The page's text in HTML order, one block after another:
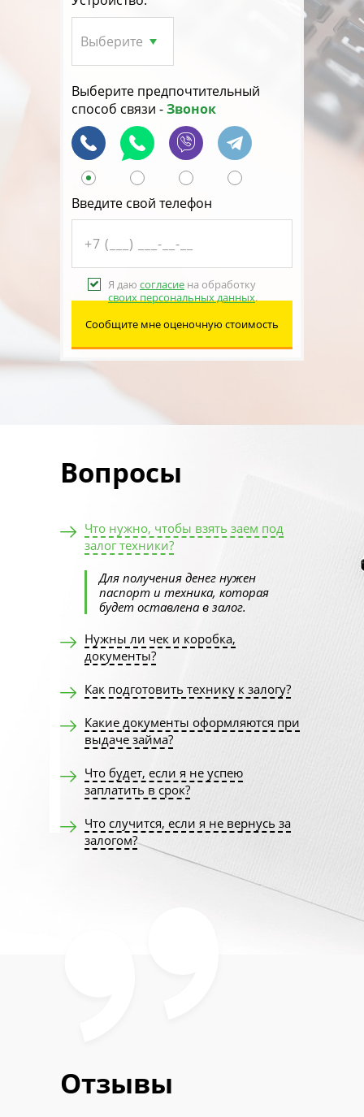
Выберите предпочтительный
способ связи -Звонок
Я даю согласие на обработку
своих персональных данных.
Введите свой телефон
Сообщите мне оценочную стоимость
Вопросы
Что нужно, чтобы взять заем под
залог техники?
Для получения денег нужен
паспорт и техника, которая
будет оставлена в залог.
Нужны ли чек и коробка,
документы?
Как подготовить технику к залогу?
Какие документы оформляются при
выдаче займа?
Что будет, если я не успею
заплатить в срок?
Что случится, если я не вернусь за
залогом?
Отзывы